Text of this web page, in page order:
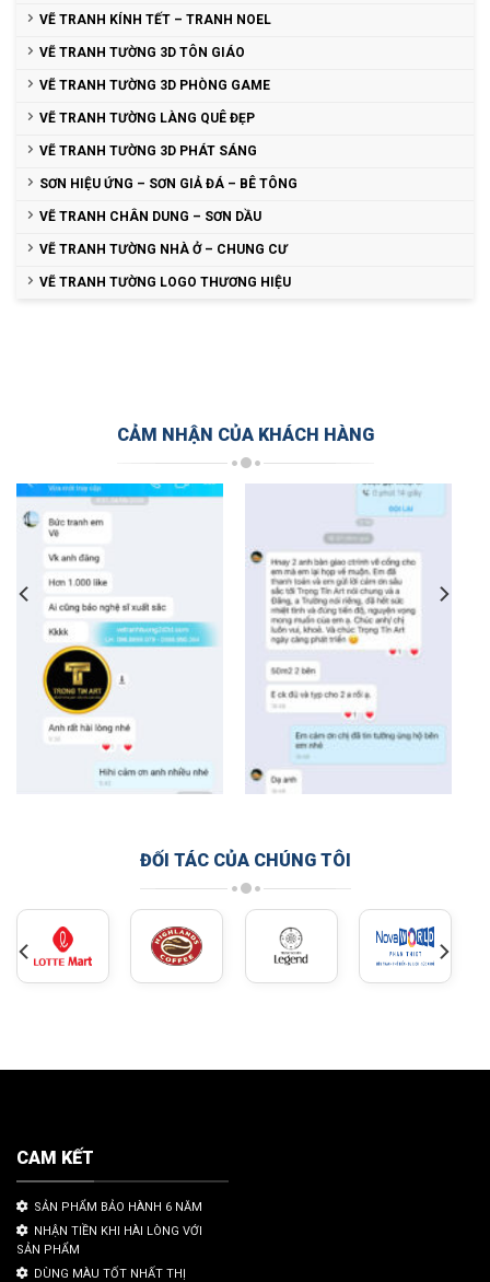
VẼ TRANH KÍNH TẾT – TRANH NOEL
VẼ TRANH TƯỜNG 3D TÔN GIÁO
VẼ TRANH TƯỜNG 3D PHÒNG GAME
VẼ TRANH TƯỜNG LÀNG QUÊ ĐẸP
VẼ TRANH TƯỜNG 3D PHÁT SÁNG
SƠN HIỆU ỨNG – SƠN GIẢ ĐÁ – BÊ TÔNG
VẼ TRANH CHÂN DUNG – SƠN DẦU
VẼ TRANH TƯỜNG NHÀ Ở – CHUNG CƯ
VẼ TRANH TƯỜNG LOGO THƯƠNG HIỆU
CẢM NHẬN CỦA KHÁCH HÀNG
ĐỐI TÁC CỦA CHÚNG TÔI
CAM KẾT
SẢN PHẨM BẢO HÀNH 6 NĂM
NHẬN TIỀN KHI HÀI LÒNG VỚI
SẢN PHẨM
DÙNG MÀU TỐT NHẤT THỊ